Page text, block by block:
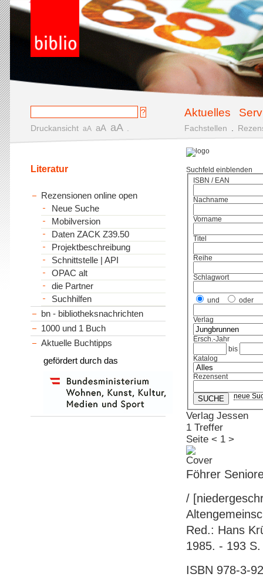
Aktuelles
Druckansicht aA aA aA Fachstellen
Suchfeld einblenden
ISBN / EAN
Nachname
Vorname
Titel
Reihe
Schlagwort
und oder
Verlag
Ersch.-Jahr
bis
Katalog
Rezensent
neue
Verlag Jessen
1 Treffer
Seite < 1 >
Föhrer
/
Red.: Hans
1985. - 193
ISBN 978-3-
Literatur
Rezensionen online open
Neue Suche
Mobilversion
Daten ZACK Z39.50
Projektbeschreibung
Schnittstelle | API
OPAC alt
die Partner
Suchhilfen
bn - bibliotheksnachrichten
1000 und 1 Buch
Aktuelle Buchtipps
gefördert durch das